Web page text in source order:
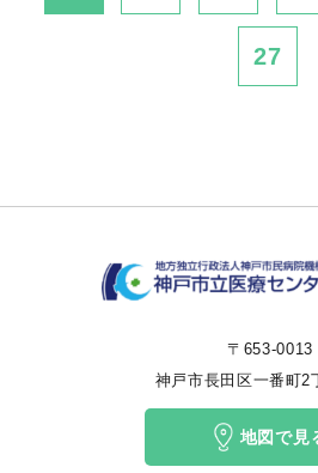
27
〒653-0013
神戸市長田区一番町2
地図で見